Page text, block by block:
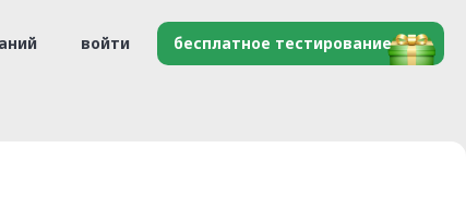
войти бесплатное тестирование